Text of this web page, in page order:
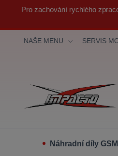
Pro zachování rychlého
NAŠE MENU SERVIS
Náhradní díly GSM